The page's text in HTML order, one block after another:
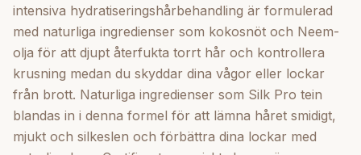
(Soybean) Oil, Olea Europaea (Joeaoba) Olive) Fuit Oil
*, Cetyl Alcohol, Behentrimonium Chloride, Pant henol
(Pro-Vitamin B-5), Proprietary Essential Oil Blend, Silk
Protein, Aloe Bar bedenis Leaf Extract, Hibiscus
Sabdariffa Extract, Tocopherol (Vitamin E), Melia
Azadirachta ( Neem) Seed Oil, Rosemary Extract,
Caprylyl Glycol Tänk på: Efter schamponering ska du
intensiva hydratiseringshårbehandling är formulerad
med naturliga ingredienser som kokosnöt och Neem-
olja för att djupt återfukta torrt hår och kontrollera
krusning medan du skyddar dina vågor eller lockar
från brott. Naturliga ingredienser som Silk Pro tein
blandas in i denna formel för att lämna håret smidigt,
mjukt och silkeslen och förbättra dina lockar med